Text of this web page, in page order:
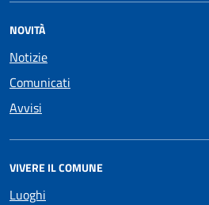
NOVITÀ
Notizie
Comunicati
Avvisi
VIVERE IL COMUNE
Luoghi